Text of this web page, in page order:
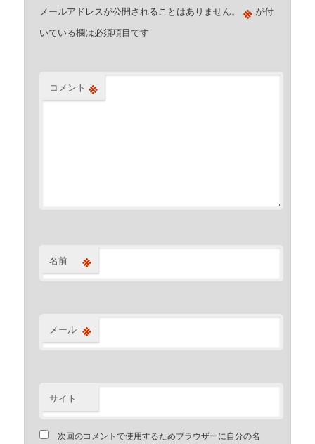
メールアドレスが公開されることはありません。 ※ が付
いている欄は必須項目です
コメント ※
名前 ※
メール ※
サイト
次回のコメントで使用するためブラウザーに自分の名